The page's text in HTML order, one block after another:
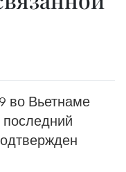
во Вьетнаме
последний